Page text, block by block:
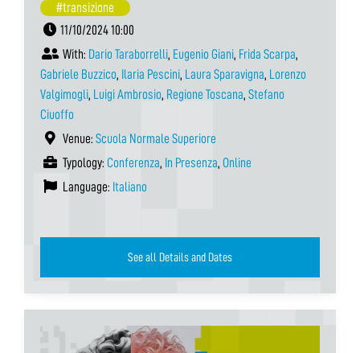
#transizione
11/10/2024 10:00
With: Dario Taraborrelli, Eugenio Giani, Frida Scarpa,
Gabriele Buzzico, Ilaria Pescini, Laura Sparavigna, Lorenzo
Valgimogli, Luigi Ambrosio, Regione Toscana, Stefano
Ciuoffo
Venue: Scuola Normale Superiore
Typology: Conferenza, In Presenza, Online
Language: Italiano
See all Details and Dates